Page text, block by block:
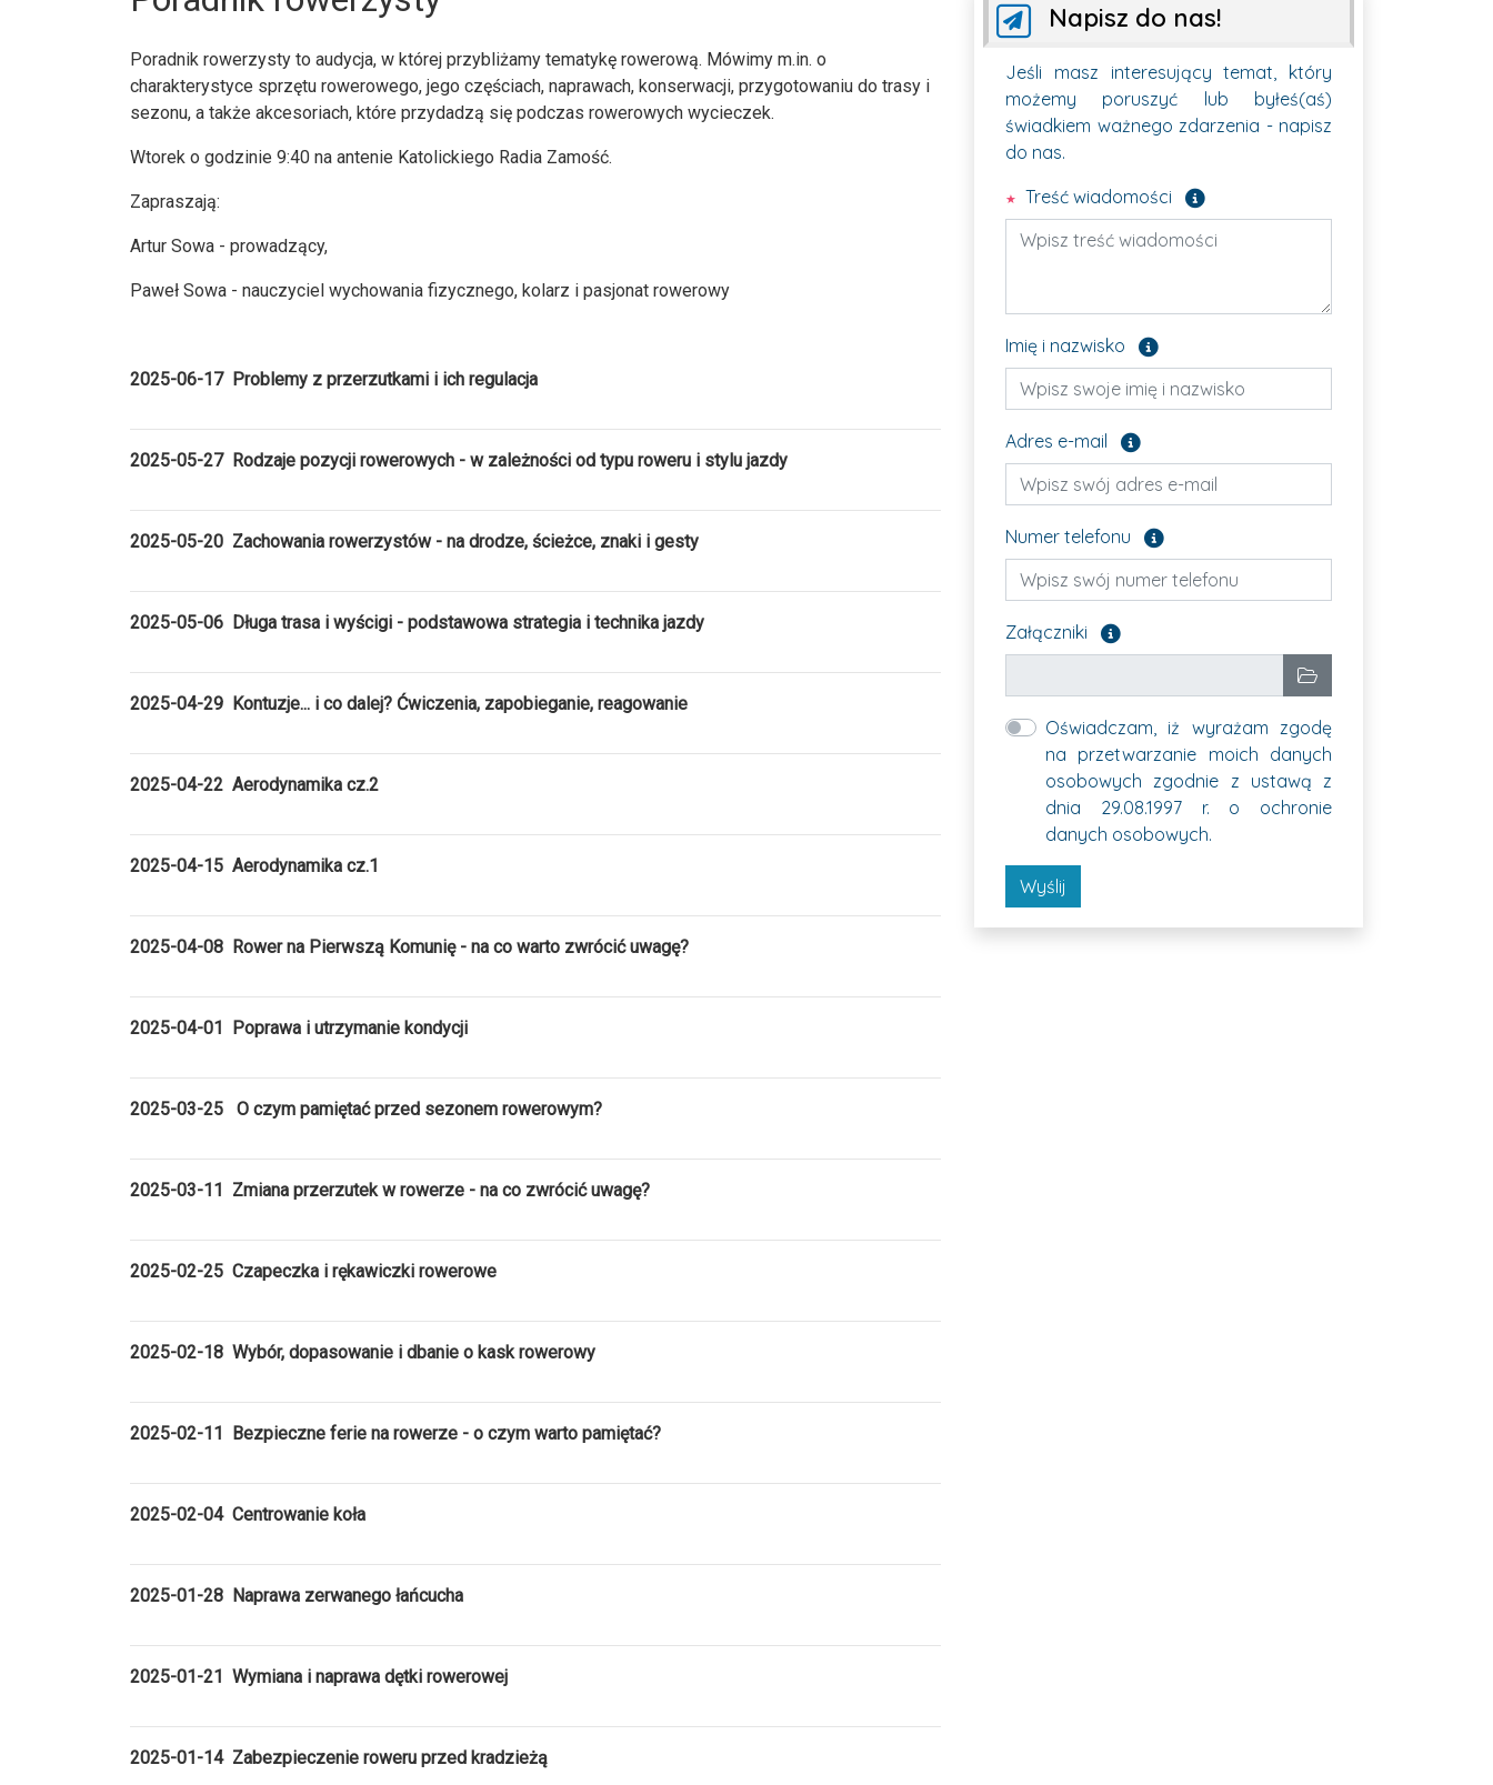
Poradnik rowerzysty to audycja, w której przybliżamy tematykę rowerową. Mówimy m.in. o
charakterystyce sprzętu rowerowego, jego częściach, naprawach, konserwacji, przygotowaniu do trasy i
sezonu, a także akcesoriach, które przydadzą się podczas rowerowych wycieczek.
Wtorek o godzinie 9:40 na antenie Katolickiego Radia Zamość.
Zapraszają:
Artur Sowa - prowadzący,
Paweł Sowa - nauczyciel wychowania fizycznego, kolarz i pasjonat rowerowy
2025-06-17 Problemy z przerzutkami i ich regulacja
2025-05-27 Rodzaje pozycji rowerowych - w zależności od typu roweru i stylu jazdy
2025-05-20 Zachowania rowerzystów - na drodze, ścieżce, znaki i gesty
2025-05-06 Długa trasa i wyścigi - podstawowa strategia i technika jazdy
2025-04-29 Kontuzje... i co dalej? Ćwiczenia, zapobieganie, reagowanie
2025-04-22 Aerodynamika cz.2
2025-04-15 Aerodynamika cz.1
2025-04-08 Rower na Pierwszą Komunię - na co warto zwrócić uwagę?
2025-04-01 Poprawa i utrzymanie kondycji
2025-03-25 O czym pamiętać przed sezonem rowerowym?
2025-03-11 Zmiana przerzutek w rowerze - na co zwrócić uwagę?
2025-02-25 Czapeczka i rękawiczki rowerowe
2025-02-18 Wybór, dopasowanie i dbanie o kask rowerowy
2025-02-11 Bezpieczne ferie na rowerze - o czym warto pamiętać?
2025-02-04 Centrowanie koła
2025-01-28 Naprawa zerwanego łańcucha
2025-01-21 Wymiana i naprawa dętki rowerowej
2025-01-14 Zabezpieczenie roweru przed kradzieżą
Napisz do nas!
Jeśli masz interesujący temat, który
możemy poruszyć lub byłeś(aś)
świadkiem ważnego zdarzenia - napisz
do nas.
Treść wiadomości
Pole wymagane
Imię i nazwisko Pole opcjonalne
Adres e-mail Pole opcjonalne
Numer telefonu Pole opcjonalne
Załączniki Załącz pliki, które chcesz wysłać. Pole opcjonalne
Wybierz pliki
Oświadczam, iż wyrażam zgodę
na przetwarzanie moich danych
osobowych zgodnie z ustawą z
dnia 29.08.1997 r. o ochronie
danych osobowych.
Wyślij